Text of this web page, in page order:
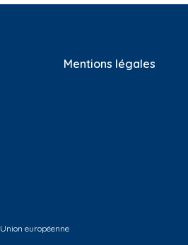
Mentions légales
européenne